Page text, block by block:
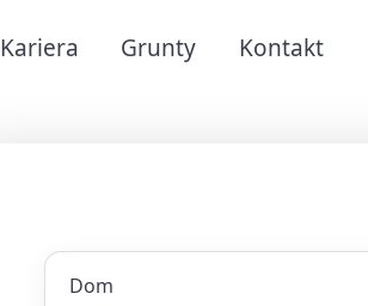
Kariera Grunty Kontakt
Dom